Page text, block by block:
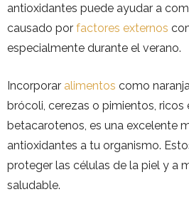
antioxidantes puede ayudar a
causado por factores externos
especialmente durante el verano.
Incorporar alimentos como
brócoli, cerezas o pimientos, ricos
betacarotenos, es una excelente
antioxidantes a tu organismo.
proteger las células de la piel y a
saludable.